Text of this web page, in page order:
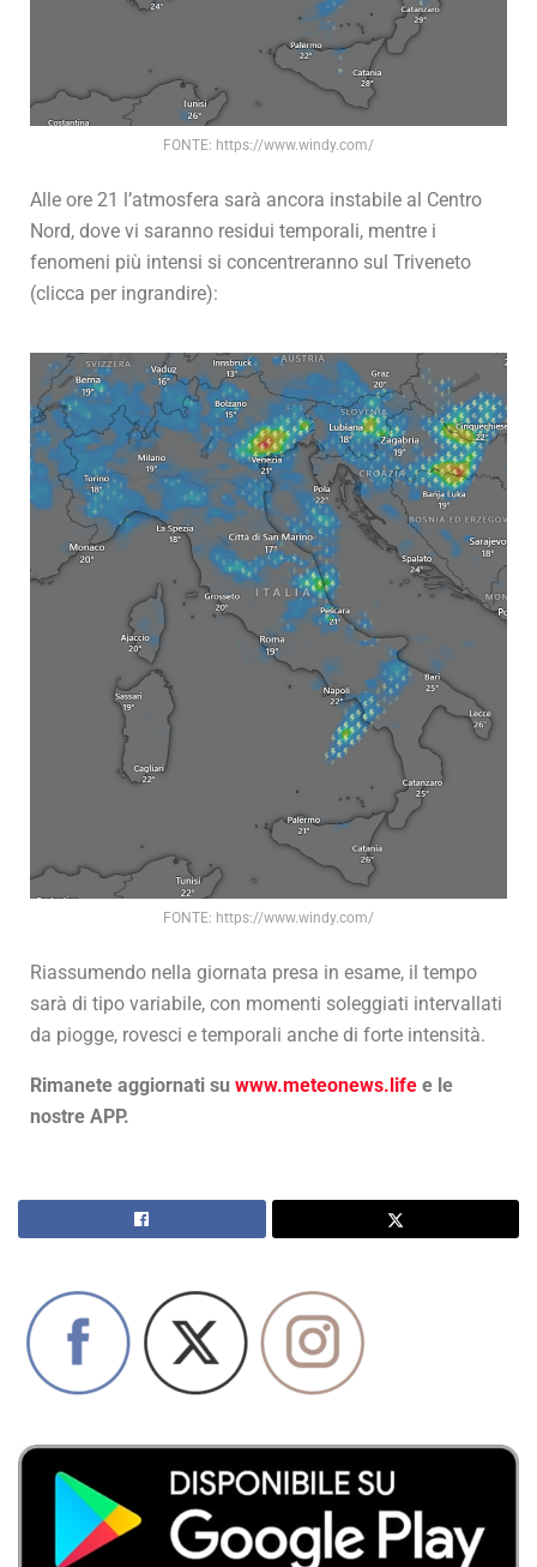
FONTE: https://www.windy.com/
Alle ore 21 l’atmosfera sarà ancora instabile al Centro
Nord, dove vi saranno residui temporali, mentre i
fenomeni più intensi si concentreranno sul Triveneto
(clicca per ingrandire):
FONTE: https://www.windy.com/
Riassumendo nella giornata presa in esame, il tempo
sarà di tipo variabile, con momenti soleggiati intervallati
da piogge, rovesci e temporali anche di forte intensità.
Rimanete aggiornati su www.meteonews.life e le
nostre APP.